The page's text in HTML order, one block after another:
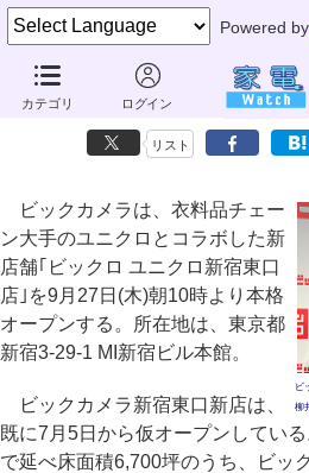
Powered by
カテゴリ ログイン
ビックカメラ、ユニクロとコラボした｢
ープン
リスト
ビ
柳
ビックカメラは、衣料品チェー
ン大手のユニクロとコラボした新
店舗｢ビックロ ユニクロ新宿東口
店｣を9月27日(木)朝10時より本格
オープンする。所在地は、東京都
新宿3-29-1 MI新宿ビル本館。
ビックカメラ新宿東口新店は、
既に7月5日から仮オープンしてい
で延べ床面積6,700坪のうち、ビッ